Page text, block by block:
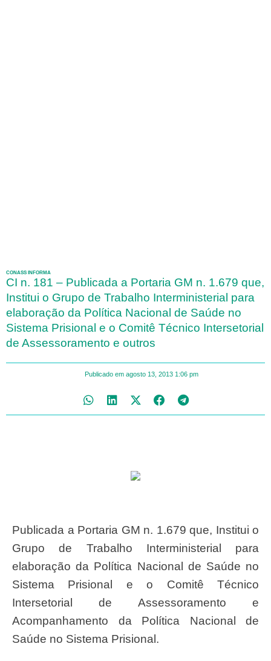
CONASS INFORMA
CI n. 181 – Publicada a Portaria GM n. 1.679 que,
Institui o Grupo de Trabalho Interministerial para
elaboração da Política Nacional de Saúde no
Sistema Prisional e o Comitê Técnico Intersetorial
de Assessoramento e outros
Publicado em agosto 13, 2013 1:06 pm
Publicada a Portaria GM n. 1.679 que, Institui o
Grupo de Trabalho Interministerial para
elaboração da Política Nacional de Saúde no
Sistema Prisional e o Comitê Técnico
Intersetorial de Assessoramento e
Acompanhamento da Política Nacional de
Saúde no Sistema Prisional.